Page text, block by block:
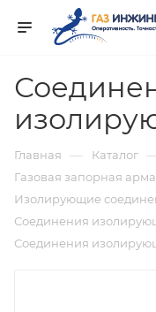
Главная — Каталог
Газовая запорная
Изолирующие
Соединения
Соединения